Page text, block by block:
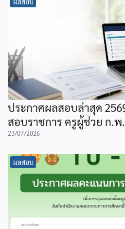
ประกาศผลสอบล่าสุด
สอบราชการ ครูผู้ช่วย ก.
23/07/2026
ผลสอบ